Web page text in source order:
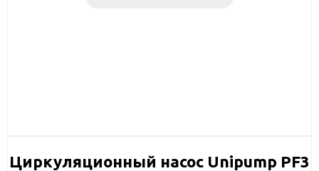
Циркуляционный насос Unipump PF3